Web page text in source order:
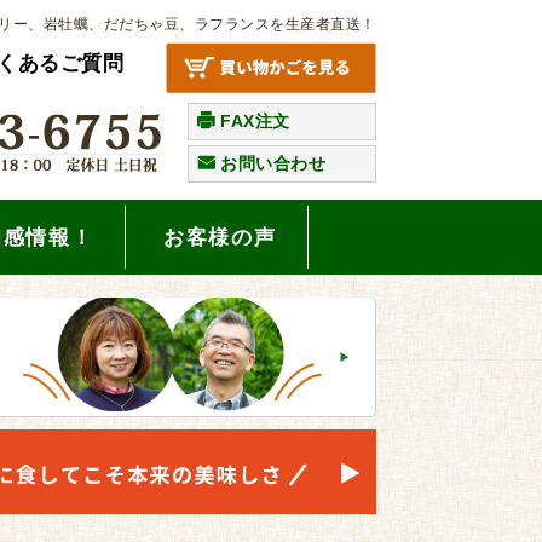
ー、岩牡蠣、だだちゃ豆、ラフランスを生産者直送！
あるご質問
FAX注文
お問い合わせ
情報！ お客様の声